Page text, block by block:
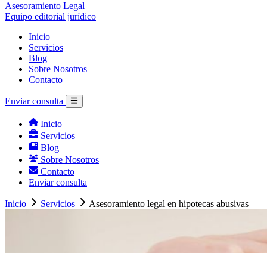
Asesoramiento Legal
Equipo editorial jurídico
Inicio
Servicios
Blog
Sobre Nosotros
Contacto
Enviar consulta
Inicio
Servicios
Blog
Sobre Nosotros
Contacto
Enviar consulta
Inicio Servicios Asesoramiento legal en hipotecas abusivas